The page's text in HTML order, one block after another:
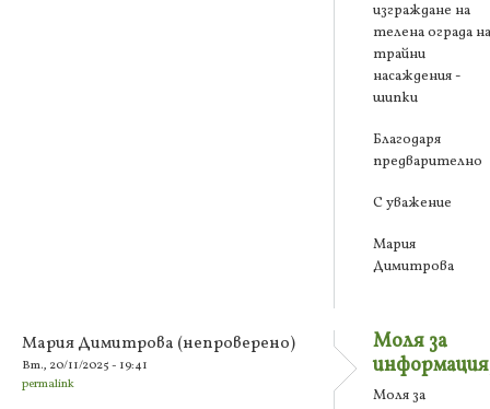
изграждане на
телена ограда на
трайни
насаждения -
шипки
Благодаря
предварително
С уважение
Мария
Димитрова
Мария Димитрова (непроверено)
Вт., 20/11/2025 - 19:41
permalink
Моля за
Моля за